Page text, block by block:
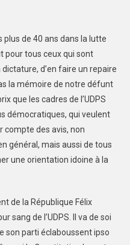
plus de 40 ans dans la lutte
pour tous ceux qui sont
d’en faire un repaire
la mémoire de notre défunt
que les cadres de l’UDPS
démocratiques, qui veulent
compte des avis, non
général, mais aussi de tous
une orientation idoine à la
de la République Félix
sang de l’UDPS. Il va de soi
son parti éclaboussent ipso